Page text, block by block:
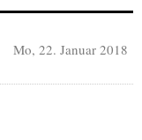
Mo, 22. Januar 2018